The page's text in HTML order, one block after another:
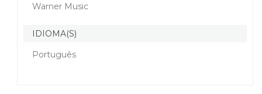
Warner Music
IDIOMA(S)
Português